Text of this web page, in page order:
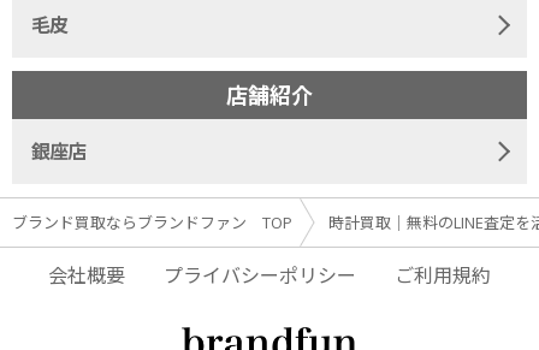
ブランド買取ならブランドファン TOP 時計買取｜無料のLINE査定を
毛皮
店舗紹介
銀座店
会社概要 プライバシーポリシー ご利用規約